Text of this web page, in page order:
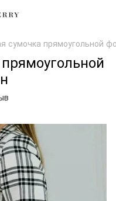
сумочка прямоугольной